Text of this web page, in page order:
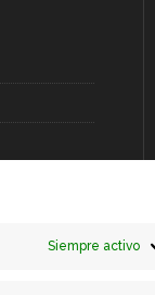
Siempre activo